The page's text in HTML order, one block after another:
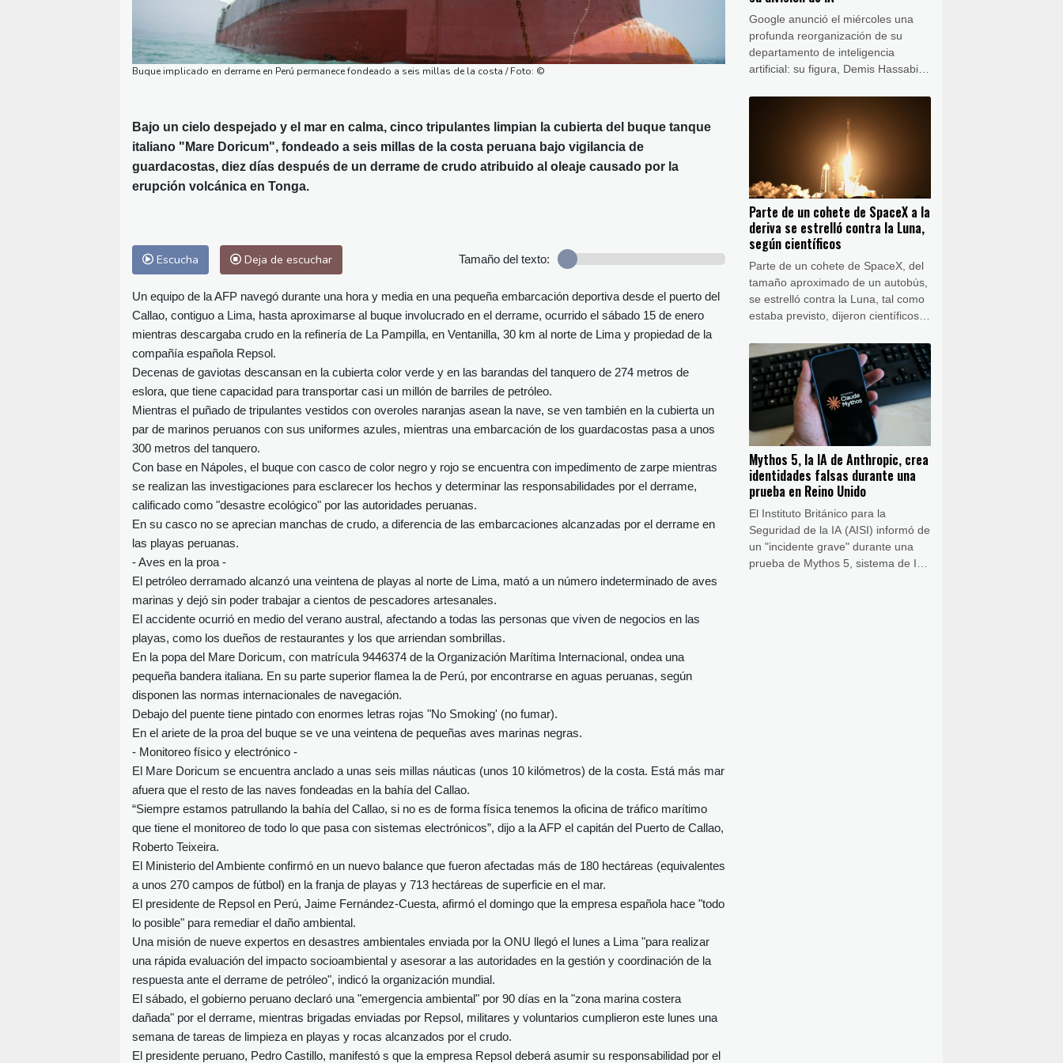
Buque implicado en derrame en Perú permanece fondeado a seis millas de la costa / Foto: ©
Bajo un cielo despejado y el mar en calma, cinco tripulantes limpian la cubierta del buque tanque
italiano "Mare Doricum", fondeado a seis millas de la costa peruana bajo vigilancia de
guardacostas, diez días después de un derrame de crudo atribuido al oleaje causado por la
erupción volcánica en Tonga.
Escucha Deja de escuchar Tamaño del texto:
Un equipo de la AFP navegó durante una hora y media en una pequeña embarcación deportiva desde el puerto del
Callao, contiguo a Lima, hasta aproximarse al buque involucrado en el derrame, ocurrido el sábado 15 de enero
mientras descargaba crudo en la refinería de La Pampilla, en Ventanilla, 30 km al norte de Lima y propiedad de la
compañía española Repsol.
Decenas de gaviotas descansan en la cubierta color verde y en las barandas del tanquero de 274 metros de
eslora, que tiene capacidad para transportar casi un millón de barriles de petróleo.
Mientras el puñado de tripulantes vestidos con overoles naranjas asean la nave, se ven también en la cubierta un
par de marinos peruanos con sus uniformes azules, mientras una embarcación de los guardacostas pasa a unos
300 metros del tanquero.
Con base en Nápoles, el buque con casco de color negro y rojo se encuentra con impedimento de zarpe mientras
se realizan las investigaciones para esclarecer los hechos y determinar las responsabilidades por el derrame,
calificado como "desastre ecológico" por las autoridades peruanas.
En su casco no se aprecian manchas de crudo, a diferencia de las embarcaciones alcanzadas por el derrame en
las playas peruanas.
- Aves en la proa -
El petróleo derramado alcanzó una veintena de playas al norte de Lima, mató a un número indeterminado de aves
marinas y dejó sin poder trabajar a cientos de pescadores artesanales.
El accidente ocurrió en medio del verano austral, afectando a todas las personas que viven de negocios en las
playas, como los dueños de restaurantes y los que arriendan sombrillas.
En la popa del Mare Doricum, con matrícula 9446374 de la Organización Marítima Internacional, ondea una
pequeña bandera italiana. En su parte superior flamea la de Perú, por encontrarse en aguas peruanas, según
disponen las normas internacionales de navegación.
Debajo del puente tiene pintado con enormes letras rojas "No Smoking' (no fumar).
En el ariete de la proa del buque se ve una veintena de pequeñas aves marinas negras.
- Monitoreo físico y electrónico -
El Mare Doricum se encuentra anclado a unas seis millas náuticas (unos 10 kilómetros) de la costa. Está más mar
afuera que el resto de las naves fondeadas en la bahía del Callao.
“Siempre estamos patrullando la bahía del Callao, si no es de forma física tenemos la oficina de tráfico marítimo
que tiene el monitoreo de todo lo que pasa con sistemas electrónicos”, dijo a la AFP el capitán del Puerto de Callao,
Roberto Teixeira.
El Ministerio del Ambiente confirmó en un nuevo balance que fueron afectadas más de 180 hectáreas (equivalentes
a unos 270 campos de fútbol) en la franja de playas y 713 hectáreas de superficie en el mar.
El presidente de Repsol en Perú, Jaime Fernández-Cuesta, afirmó el domingo que la empresa española hace "todo
lo posible" para remediar el daño ambiental.
Una misión de nueve expertos en desastres ambientales enviada por la ONU llegó el lunes a Lima "para realizar
una rápida evaluación del impacto socioambiental y asesorar a las autoridades en la gestión y coordinación de la
respuesta ante el derrame de petróleo", indicó la organización mundial.
El sábado, el gobierno peruano declaró una "emergencia ambiental" por 90 días en la "zona marina costera
dañada" por el derrame, mientras brigadas enviadas por Repsol, militares y voluntarios cumplieron este lunes una
semana de tareas de limpieza en playas y rocas alcanzados por el crudo.
El presidente peruano, Pedro Castillo, manifestó s que la empresa Repsol deberá asumir su responsabilidad por el
Google anunció el miércoles una
profunda reorganización de su
departamento de inteligencia
artificial: su figura, Demis Hassabis,
ocuparse de los desarrollos más
avanzados de la IA y en la
estrategia de largo plazo.
Parte de un cohete de SpaceX a la
deriva se estrelló contra la Luna,
según científicos
Parte de un cohete de SpaceX, del
tamaño aproximado de un autobús,
se estrelló contra la Luna, tal como
estaba previsto, dijeron científicos
telescopio en Chile registró una
nube de escombros.
Mythos 5, la IA de Anthropic, crea
identidades falsas durante una
prueba en Reino Unido
El Instituto Británico para la
Seguridad de la IA (AISI) informó de
un "incidente grave" durante una
prueba de Mythos 5, sistema de IA